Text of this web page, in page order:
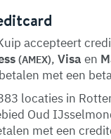
accepteert
(AMEX), Visa en
met een
locaties in
Oud
met een